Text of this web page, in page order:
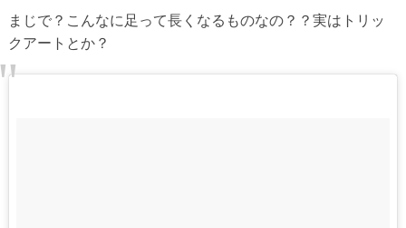
まじで？こんなに足って長くなるものなの？？実はトリッ
クアートとか？